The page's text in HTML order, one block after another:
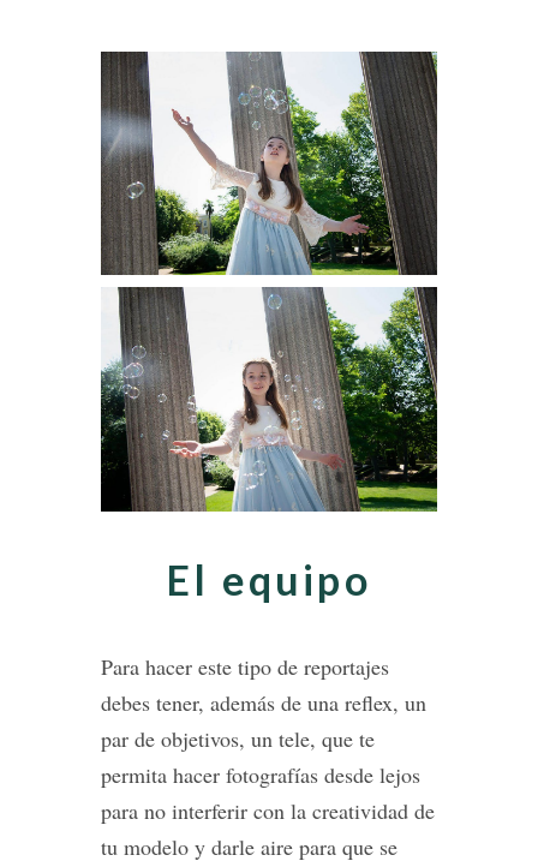
El equipo
Para hacer este tipo de reportajes
debes tener, además de una reflex, un
par de objetivos, un tele, que te
permita hacer fotografías desde lejos
para no interferir con la creatividad de
tu modelo y darle aire para que se